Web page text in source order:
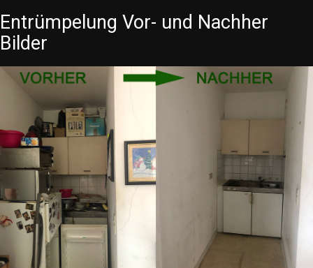
Entrümpelung Vor- und Nachher
Bilder